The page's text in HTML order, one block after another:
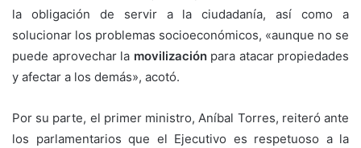
la obligación de servir a la ciudadanía, así como a
solucionar los problemas socioeconómicos, «aunque no se
puede aprovechar la movilizaciónpara atacar propiedades
y afectar a los demás», acotó.
Por su parte, el primer ministro, Aníbal Torres, reiteró ante
los parlamentarios que el Ejecutivo es respetuoso a la